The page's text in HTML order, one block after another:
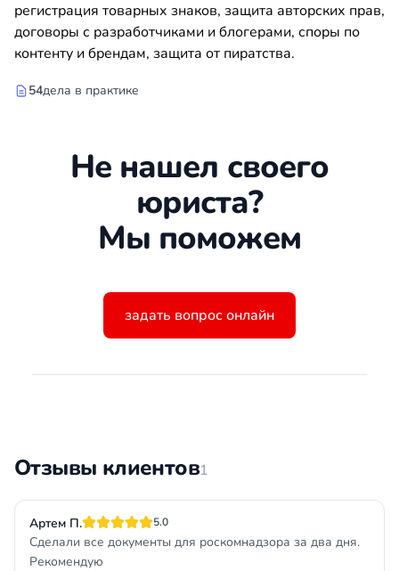
регистрация товарных знаков, защита авторских прав,
договоры с разработчиками и блогерами, споры по
контенту и брендам, защита от пиратства.
54дела в практике
Не нашел своего
юриста?
Мы поможем
задать вопрос онлайн
Отзывы клиентов1
Артем П. 5.0
Сделали все документы для роскомнадзора за два дня.
Рекомендую